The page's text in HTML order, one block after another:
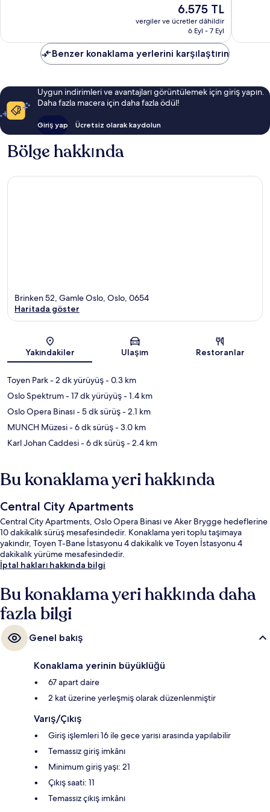
yorum
Güncel
fiyat:
6.575 TL
6.575 TL
vergiler ve ücretler dâhildir
6 Eyl - 7 Eyl
Benzer konaklama yerlerini karşılaştırın
Uygun indirimleri ve avantajları görüntülemek için giriş yapın.
Daha fazla macera için daha fazla ödül!
Giriş yap Ücretsiz olarak kaydolun
Bölge hakkında
Harita
Brinken 52, Gamle Oslo, Oslo, 0654
Haritada göster
Yakındakiler Ulaşım Restoranlar
Toyen Park- 2 dk yürüyüş- 0.3 km
Oslo Spektrum- 17 dk yürüyüş- 1.4 km
Oslo Opera Binası- 5 dk sürüş- 2.1 km
MUNCH Müzesi- 6 dk sürüş- 3.0 km
Karl Johan Caddesi- 6 dk sürüş- 2.4 km
Bu konaklama yeri hakkında
Central City Apartments
Central City Apartments, Oslo Opera Binası ve Aker Brygge hedeflerine
10 dakikalık sürüş mesafesindedir. Konaklama yeri toplu taşımaya
yakındır, Toyen T-Bane İstasyonu 4 dakikalık ve Toyen İstasyonu 4
dakikalık yürüme mesafesindedir.
İptal hakları hakkında bilgi
Bu konaklama yeri hakkında daha
fazla bilgi
Genel bakış
Konaklama yerinin büyüklüğü
67 apart daire
2 kat üzerine yerleşmiş olarak düzenlenmiştir
Varış/Çıkış
Giriş işlemleri 16 ile gece yarısı arasında yapılabilir
Temassız giriş imkânı
Minimum giriş yaşı: 21
Çıkış saati: 11
Temassız çıkış imkânı